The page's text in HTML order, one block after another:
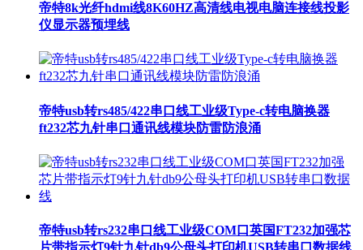
帝特8k光纤hdmi线8K60HZ高清线电视电脑连接线投影
仪显示器预埋线
帝特usb转rs485/422串口线工业级Type-c转电脑换器
ft232芯九针串口通讯线模块防雷防浪涌
帝特usb转rs232串口线工业级COM口英国FT232加强芯